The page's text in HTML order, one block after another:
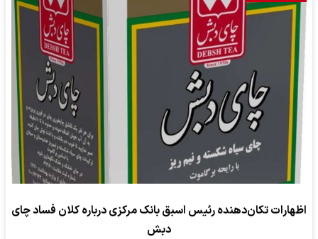
اظهارات تکان‌دهنده رئیس اسبق بانک مرکزی درباره کلان فساد چای
دبش